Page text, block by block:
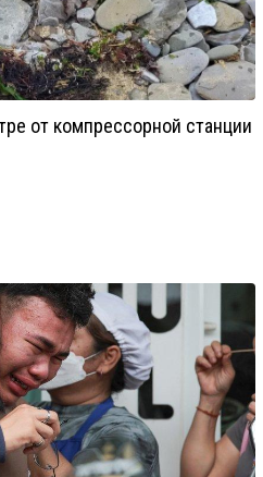
от компрессорной станции